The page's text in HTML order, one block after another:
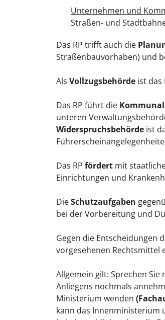
Unternehmen und
Straßen- und
Das RP trifft auch die
Straßenbauvorhaben) und
Als Vollzugsbehörde ist das
Das RP führt die
unteren
Widerspruchsbehörde ist
Das RP fördert mit
Einrichtungen und
DieSchutzaufgaben
bei der Vorbereitung und
Gegen die Entscheidungen
vorgesehenen Rechtsmittel
Allgemein gilt: Sprechen
Anliegens nochmals
Ministerium wenden
kann das Innenministerium